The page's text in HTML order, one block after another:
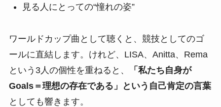
見る人にとっての“憧れの姿”
ワールドカップ曲として聴くと、競技としてのゴ
ールに直結します。けれど、LISA、Anitta、Rema
という3人の個性を重ねると、
「私たち自身が
Goals＝理想の存在である」という自己肯定の言葉
としても響きます。